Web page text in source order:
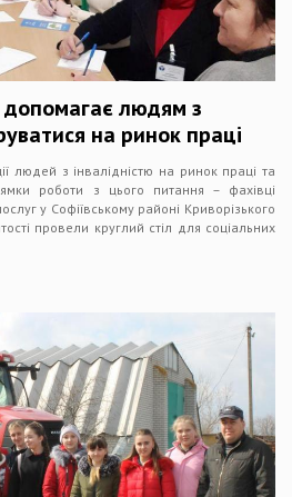
допомагає людям з
на ринок праці
людей з інвалідністю на ринок праці та
роботи з цього питання – фахівці
у Софіївському районі Криворізького
провели круглий стіл для соціальних